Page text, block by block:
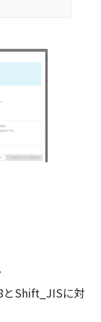
とShift_JISに対